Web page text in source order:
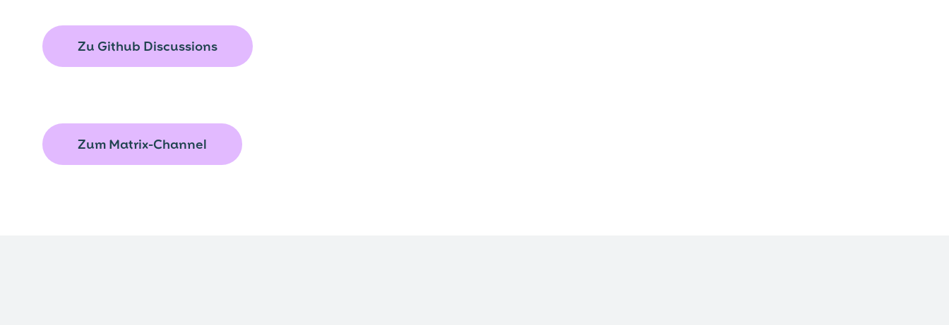
Zu Github Discussions
Zum Matrix-Channel